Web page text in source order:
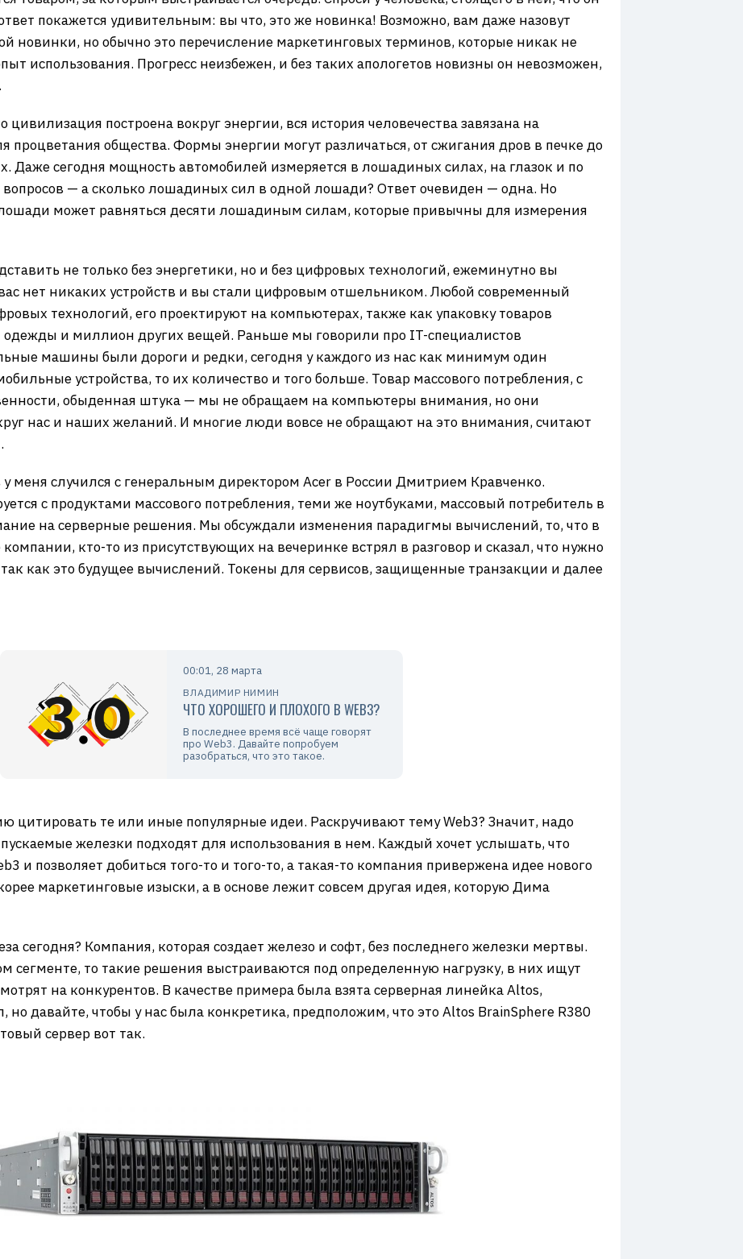
покажется удивительным: вы что, это же новинка! Возможно, вам даже назовут
новинки, но обычно это перечисление маркетинговых терминов, которые никак не
использования. Прогресс неизбежен, и без таких апологетов новизны он невозможен,
построена вокруг энергии, вся история человечества завязана на
процветания общества. Формы энергии могут различаться, от сжигания дров в печке до
Даже сегодня мощность автомобилей измеряется в лошадиных силах, на глазок и по
— а сколько лошадиных сил в одной лошади? Ответ очевиден — одна. Но
может равняться десяти лошадиным силам, которые привычны для измерения
не только без энергетики, но и без цифровых технологий, ежеминутно вы
нет никаких устройств и вы стали цифровым отшельником. Любой современный
технологий, его проектируют на компьютерах, также как упаковку товаров
одежды и миллион других вещей. Раньше мы говорили про IT-специалистов
машины были дороги и редки, сегодня у каждого из нас как минимум один
устройства, то их количество и того больше. Товар массового потребления, с
обыденная штука — мы не обращаем на компьютеры внимания, но они
нас и наших желаний. И многие люди вовсе не обращают на это внимания, считают
меня случился с генеральным директором Acer в России Дмитрием Кравченко.
с продуктами массового потребления, теми же ноутбуками, массовый потребитель в
на серверные решения. Мы обсуждали изменения парадигмы вычислений, то, что в
кто-то из присутствующих на вечеринке встрял в разговор и сказал, что нужно
как это будущее вычислений. Токены для сервисов, защищенные транзакции и далее
00:01, 28 марта
ВЛАДИМИР НИМИН
ЧТО ХОРОШЕГО И ПЛОХОГО В WEB3?
В последнее время всё чаще говорят
про Web3. Давайте попробуем
разобраться, что это такое.
те или иные популярные идеи. Раскручивают тему Web3? Значит, надо
железки подходят для использования в нем. Каждый хочет услышать, что
и позволяет добиться того-то и того-то, а такая-то компания привержена идее нового
маркетинговые изыски, а в основе лежит совсем другая идея, которую Дима
сегодня? Компания, которая создает железо и софт, без последнего железки мертвы.
сегменте, то такие решения выстраиваются под определенную нагрузку, в них ищут
на конкурентов. В качестве примера была взята серверная линейка Altos,
но давайте, чтобы у нас была конкретика, предположим, что это Altos BrainSphere R380
сервер вот так.